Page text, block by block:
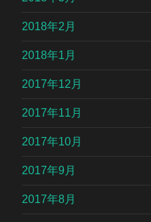
2018年2月
2018年1月
2017年12月
2017年11月
2017年10月
2017年9月
2017年8月